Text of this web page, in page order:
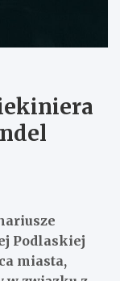
Podlaskiej
miasta,